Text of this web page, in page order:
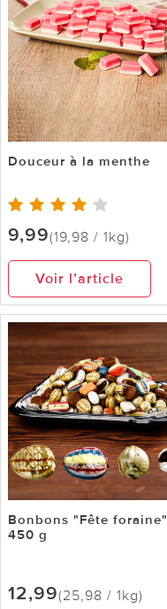
Douceur à la menthe
9,99(19,98 / 1kg)
Voir l’article
Bonbons "Fête foraine"
450 g
12,99(25,98 / 1kg)